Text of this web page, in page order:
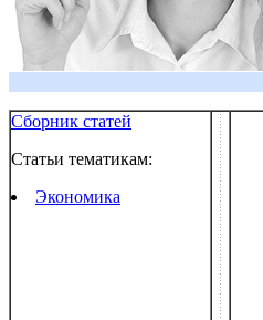
Сборник статей
Статьи тематикам:
Экономика